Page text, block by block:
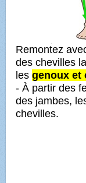
Remontez
des chevilles
lesgenoux et
- À partir des
des jambes,
chevilles.